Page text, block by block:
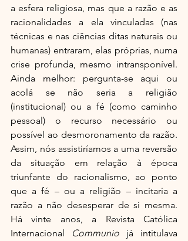
a esfera religiosa, mas que a razão e as
racionalidades a ela vinculadas (nas
técnicas e nas ciências ditas naturais ou
humanas) entraram, elas próprias, numa
crise profunda, mesmo intransponível.
Ainda melhor: pergunta-se aqui ou
acolá se não seria a religião
(institucional) ou a fé (como caminho
pessoal) o recurso necessário ou
possível ao desmoronamento da razão.
Assim, nós assistiríamos a uma reversão
da situação em relação à época
triunfante do racionalismo, ao ponto
que a fé – ou a religião – incitaria a
razão a não desesperar de si mesma.
Há vinte anos, a Revista Católica
Internacional Communio já intitulava